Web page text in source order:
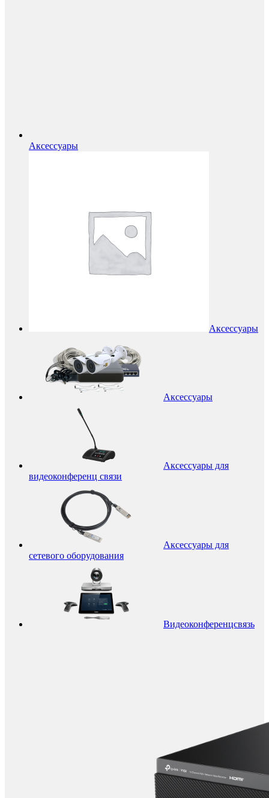
Аксессуары
Аксессуары
Аксессуары
Аксессуары для
видеоконференц связи
Аксессуары для
сетевого оборудования
Видеоконференцсвязь